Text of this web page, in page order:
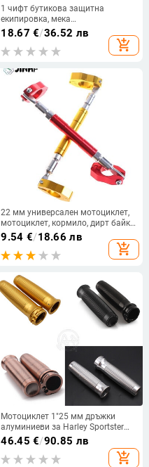
1 чифт бутикова защитна
екипировка, мека
противоплъзгаща спирачна
дръжка, силиконов ръкав,
мотоциклет, велосипед, защитно
18.67 €/36.52 лв
add_shopping_cart
22 мм универсален мотоциклет,
мотоциклет, кормило, дирт байк,
питбайк, количка, регулируем
прът, балансираща щанга,
кръстосана дръжка, подсилени
9.54 €/18.66 лв
add_shopping_cart
Мотоциклет 1"25 мм дръжки
алуминиеви за Harley Sportster
883 1200 XL VRSC Touring Dyna
Softail Custom 96-UP
46.45 €/90.85 лв
add_shopping_cart